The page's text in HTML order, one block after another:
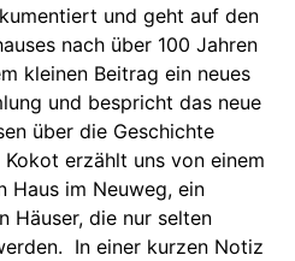
und geht auf den
nach über 100 Jahren
kleinen Beitrag ein neues
und bespricht das neue
über die Geschichte
erzählt uns von einem
Haus im Neuweg, ein
Häuser, die nur selten
In einer kurzen Notiz